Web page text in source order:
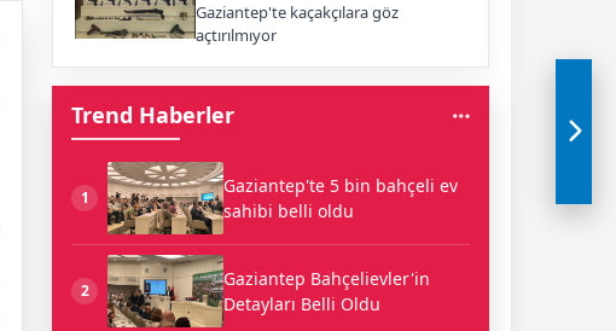
Gaziantep'te kaçakçılara göz
açtırılmıyor
Trend Haberler
1
Gaziantep'te 5 bin bahçeli ev
sahibi belli oldu
2
Gaziantep Bahçelievler'in
Detayları Belli Oldu